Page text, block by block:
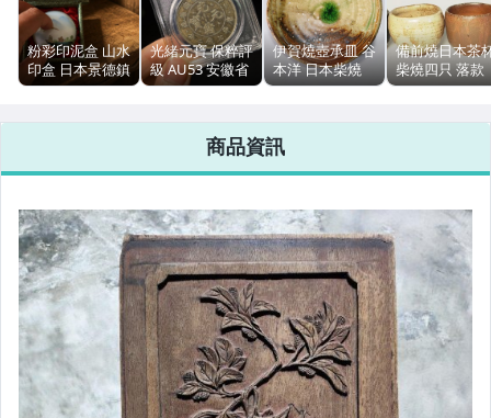
女包精品與女鞋
相機、攝影與周邊
粉彩印泥盒 山水
印盒 日本景德鎮
瓷器 附錦盒 輕
光緒元寶 保粹評
級 AU53 安徽省
造壹圓 二十三年
伊賀燒壺承皿 谷
本洋 日本柴燒
20cm 落灰釉開
備前燒日本茶
柴燒四只 落款
容量約50ml 杯
商品資訊